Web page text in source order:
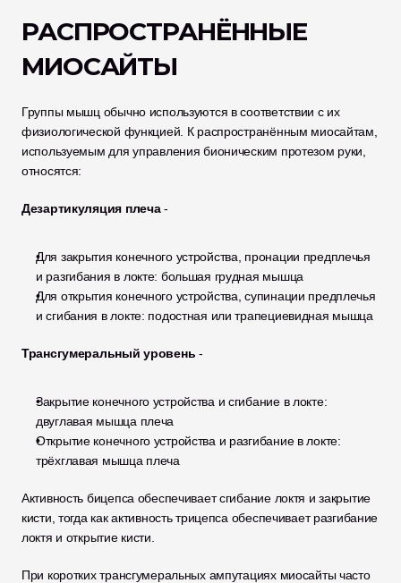
РАСПРОСТРАНЁННЫЕ
МИОСАЙТЫ
Группы мышц обычно используются в соответствии с их
физиологической функцией. К распространённым миосайтам,
используемым для управления бионическим протезом руки,
относятся:
Дезартикуляция плеча -
Для закрытия конечного устройства, пронации предплечья
и разгибания в локте: большая грудная мышца
Для открытия конечного устройства, супинации предплечья
и сгибания в локте: подостная или трапециевидная мышца
Трансгумеральный уровень -
Закрытие конечного устройства и сгибание в локте:
двуглавая мышца плеча
Открытие конечного устройства и разгибание в локте:
трёхглавая мышца плеча
Активность бицепса обеспечивает сгибание локтя и закрытие
кисти, тогда как активность трицепса обеспечивает разгибание
локтя и открытие кисти.
При коротких трансгумеральных ампутациях миосайты часто